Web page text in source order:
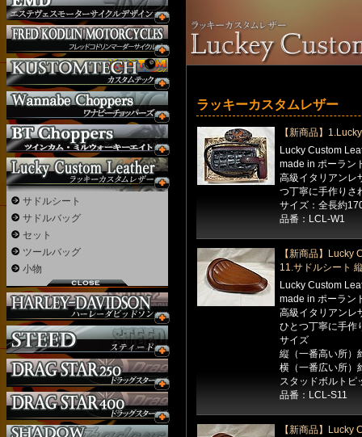
ラッキーカスタムレザー
【新商品】
Lucky Custom
made in ポーラン
高級イタリアンレ
つ丁寧に手作りさ
サイズ：全長約
品番：LCL-W1
【新商品】Lucky
11.サドルシート
Lucky Custom
made in ポーラン
高級イタリアンレ
ひとつ丁寧に手作
サイズ
縦（一番高い所）
横（一番広い所）
スタッドボルトピ
品番：LCL-S11
【新商品】Lucky
サドルシート
サドルバッグ
セット
ツールバッグ
小物